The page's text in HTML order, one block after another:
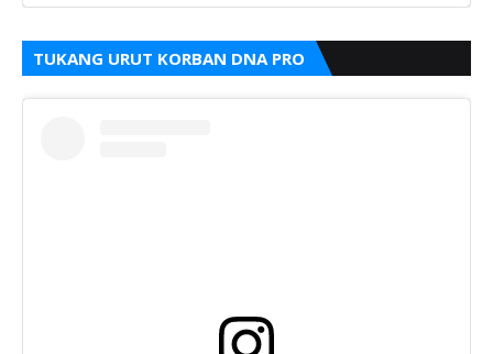
TUKANG URUT KORBAN DNA PRO